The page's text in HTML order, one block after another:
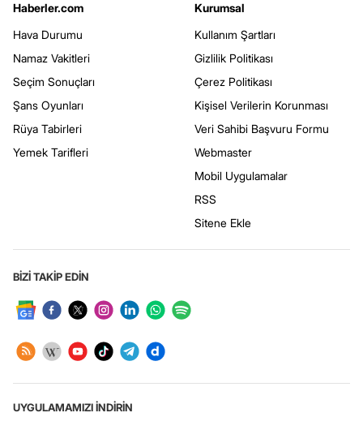
Haberler.com
Hava Durumu
Namaz Vakitleri
Seçim Sonuçları
Şans Oyunları
Rüya Tabirleri
Yemek Tarifleri
Kurumsal
Kullanım Şartları
Gizlilik Politikası
Çerez Politikası
Kişisel Verilerin Korunması
Veri Sahibi Başvuru Formu
Webmaster
Mobil Uygulamalar
RSS
Sitene Ekle
BİZİ TAKİP EDİN
UYGULAMAMIZI İNDİRİN